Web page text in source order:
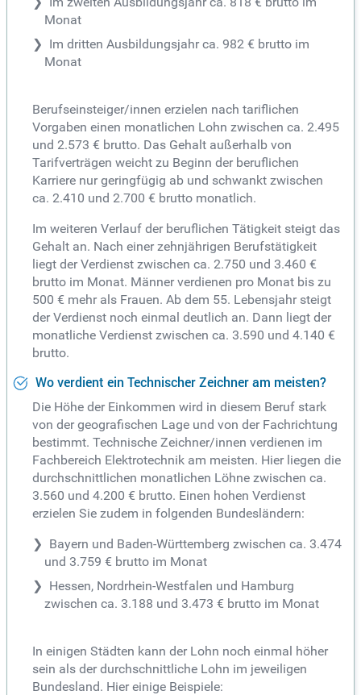
Monat
Im dritten Ausbildungsjahr ca. 982 € brutto im
Monat
Berufseinsteiger/innen erzielen nach tariflichen
Vorgaben einen monatlichen Lohn zwischen ca. 2.495
und 2.573 € brutto. Das Gehalt außerhalb von
Tarifverträgen weicht zu Beginn der beruflichen
Karriere nur geringfügig ab und schwankt zwischen
ca. 2.410 und 2.700 € brutto monatlich.
Im weiteren Verlauf der beruflichen Tätigkeit steigt das
Gehalt an. Nach einer zehnjährigen Berufstätigkeit
liegt der Verdienst zwischen ca. 2.750 und 3.460 €
brutto im Monat. Männer verdienen pro Monat bis zu
500 € mehr als Frauen. Ab dem 55. Lebensjahr steigt
der Verdienst noch einmal deutlich an. Dann liegt der
monatliche Verdienst zwischen ca. 3.590 und 4.140 €
brutto.
Wo verdient ein Technischer Zeichner am meisten?
Die Höhe der Einkommen wird in diesem Beruf stark
von der geografischen Lage und von der Fachrichtung
bestimmt. Technische Zeichner/innen verdienen im
Fachbereich Elektrotechnik am meisten. Hier liegen die
durchschnittlichen monatlichen Löhne zwischen ca.
3.560 und 4.200 € brutto. Einen hohen Verdienst
erzielen Sie zudem in folgenden Bundesländern:
Bayern und Baden-Württemberg zwischen ca. 3.474
und 3.759 € brutto im Monat
Hessen, Nordrhein-Westfalen und Hamburg
zwischen ca. 3.188 und 3.473 € brutto im Monat
In einigen Städten kann der Lohn noch einmal höher
sein als der durchschnittliche Lohn im jeweiligen
Bundesland. Hier einige Beispiele: